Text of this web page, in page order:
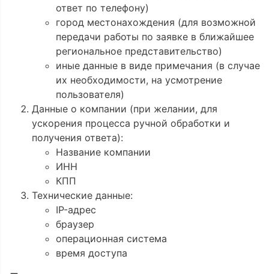
ответ по телефону)
город местонахождения (для возможной
передачи работы по заявке в ближайшее
региональное представительство)
иные данные в виде примечания (в случае
их необходимости, на усмотрение
пользователя)
Данные о компании (при желании, для
ускорения процесса ручной обработки и
получения ответа):
Название компании
ИНН
КПП
Технические данные:
IP-адрес
браузер
операционная система
время доступа